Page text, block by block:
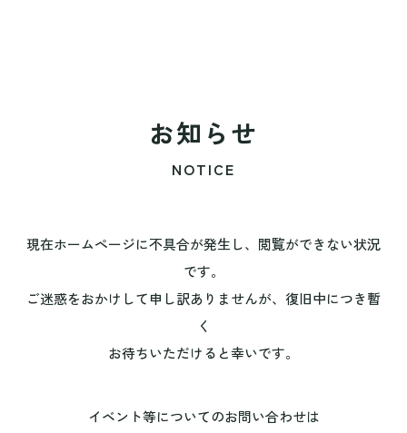
お知らせ
NOTICE
現在ホームページに不具合が発生し、閲覧ができない状況
です。
ご迷惑をおかけして申し訳ありませんが、復旧中につき暫
く
お待ちいただけると幸いです。
イベント等についてのお問い合わせは